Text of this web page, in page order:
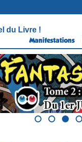
du Livre !
Manifestations